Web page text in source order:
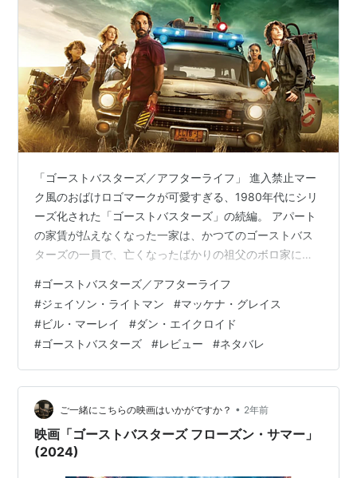
「ゴーストバスターズ／アフターライフ」 進入禁止マー
ク風のおばけロゴマークが可愛すぎる、1980年代にシリ
ーズ化された「ゴーストバスターズ」の続編。 アパート
の家賃が払えなくなった一家は、かつてのゴーストバス
ターズの一員で、亡くなったばかりの祖父のボロ家に引
したゴースト発見装置やゴーストバキュームカーを見つ
けて、新ゴーストバスターズとなるのだった！ 主人公が
子供だからか、子供向け感がアップ。あれ？と思いつ
つ、ゴースト見たいとゴースト待ち。前半に悪魔みたい
な悪いゴーストがさっと出てきて走っていったのを見た
けど、それじゃなくて、可愛いゴースト見せて…
#ゴーストバスターズ／アフターライフ
#ジェイソン・ライトマン #マッケナ・グレイス
#ビル・マーレイ #ダン・エイクロイド
#ゴーストバスターズ #レビュー #ネタバレ
ご一緒にこちらの映画はいかがですか？ • 2年前
映画「ゴーストバスターズ フローズン・サマー」
(2024)